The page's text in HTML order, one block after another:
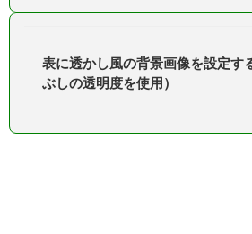
表に透かし風の背景画像を設定す
ぶしの透明度を使用）